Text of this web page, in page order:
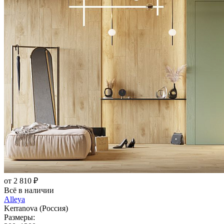
от 2 810 ₽
Всё в наличии
Alleya
Kerranova (Россия)
Размеры: